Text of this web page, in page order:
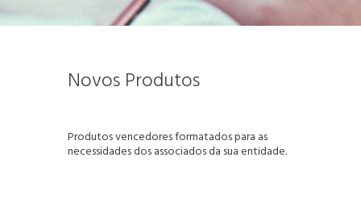
Novos Produtos
Produtos vencedores formatados para as
necessidades dos associados da sua entidade.